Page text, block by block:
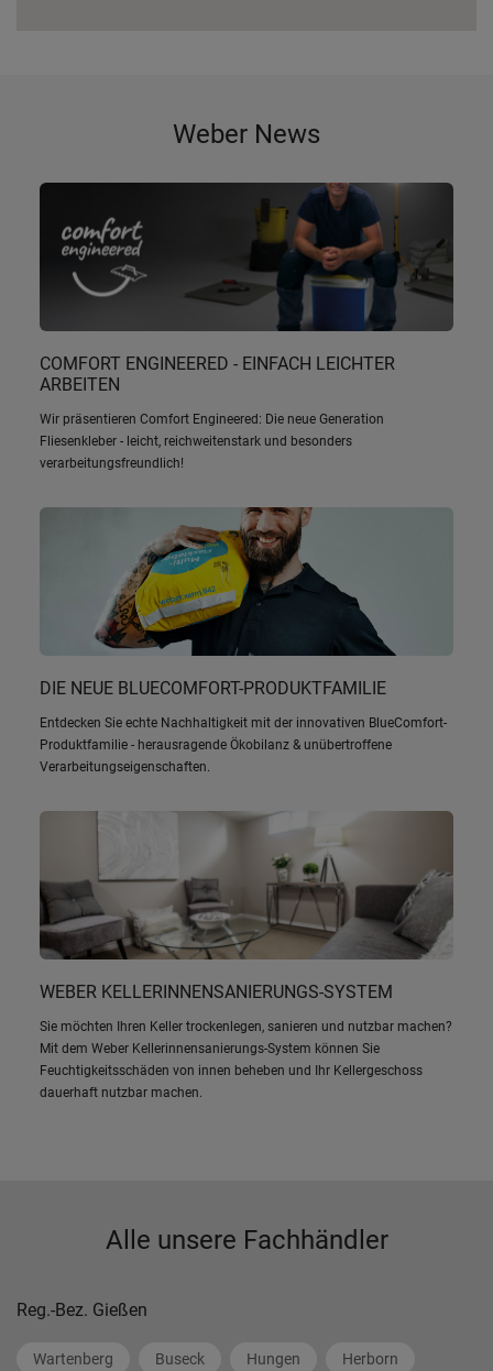
Weber News
COMFORT ENGINEERED - EINFACH LEICHTER
ARBEITEN
Wir präsentieren Comfort Engineered: Die neue Generation
Fliesenkleber - leicht, reichweitenstark und besonders
verarbeitungsfreundlich!
DIE NEUE BLUECOMFORT-PRODUKTFAMILIE
Entdecken Sie echte Nachhaltigkeit mit der innovativen BlueComfort-
Produktfamilie - herausragende Ökobilanz & unübertroffene
Verarbeitungseigenschaften.
WEBER KELLERINNENSANIERUNGS-SYSTEM
Sie möchten Ihren Keller trockenlegen, sanieren und nutzbar machen?
Mit dem Weber Kellerinnensanierungs-System können Sie
Feuchtigkeitsschäden von innen beheben und Ihr Kellergeschoss
dauerhaft nutzbar machen.
Alle unsere Fachhändler
Reg.-Bez. Gießen
Wartenberg Buseck Hungen Herborn